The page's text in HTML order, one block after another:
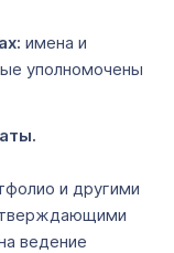
имена и
уполномочены
и другими
ведение